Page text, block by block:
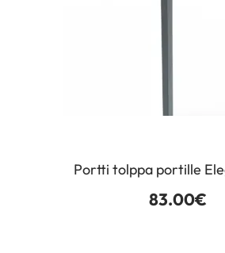
Portti tolppa portille
83.00€